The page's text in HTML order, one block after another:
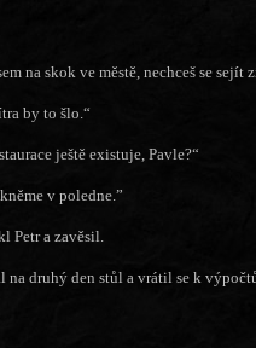
na skok ve městě, nechceš se sejít
by to šlo.“
ještě existuje, Pavle?“
v poledne.”
Petr a zavěsil.
na druhý den stůl a vrátil se k